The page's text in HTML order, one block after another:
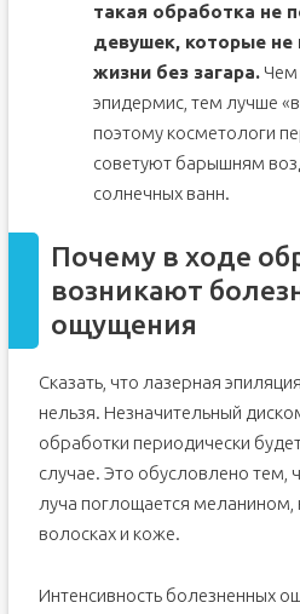
такая обработка не
девушек, которые не
жизни без загара.Чем
эпидермис, тем лучше
поэтому косметологи
советуют барышням
солнечных ванн.
Почему в ходе
возникают
ощущения
Сказать, что лазерная
нельзя. Незначительный
обработки периодически
случае. Это обусловлено тем,
луча поглощается
волосках и коже.
Интенсивность болезненных